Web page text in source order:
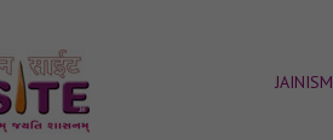
JAINISM